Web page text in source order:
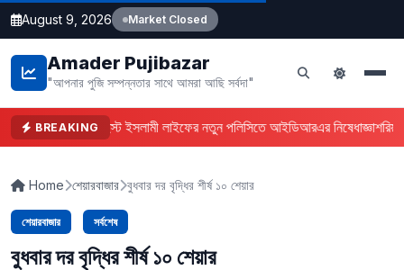
August 9, 2026 Market Closed
Amader Pujibazar
"আপনার পুজি সম্পন্নতার সাথে আমরা আছি সর্বদা"
BREAKINGফারইস্ট ইসলামী লাইফের নতুন পলিসিতে আইডিআরএর নিষেধাজ্ঞা
Home শেয়ারবাজার বুধবার দর বৃদ্ধির শীর্ষ ১০ শেয়ার
শেয়ারবাজার সর্বশেষ
বুধবার দর বৃদ্ধির শীর্ষ ১০ শেয়ার